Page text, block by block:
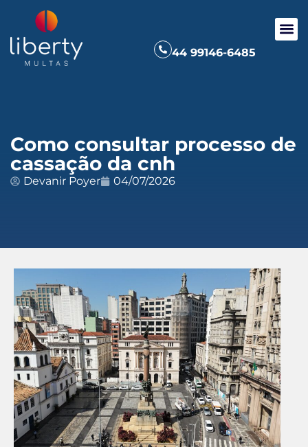
44 99146-6485
Como consultar processo de
cassação da cnh
Devanir Poyer 04/07/2026